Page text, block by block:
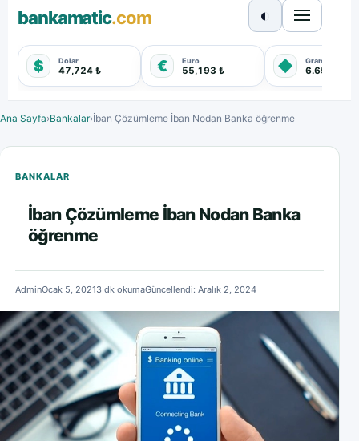
bankamatic.com
$ Dolar
47,724 ₺ € Euro
55,193 ₺ ◆ Gram Altın
6.651,030
◐
Ana Sayfa›Bankalar›İban Çözümleme İban Nodan Banka öğrenme
BANKALAR
İban Çözümleme İban Nodan Banka
öğrenme
AdminOcak 5, 20213 dk okumaGüncellendi: Aralık 2, 2024